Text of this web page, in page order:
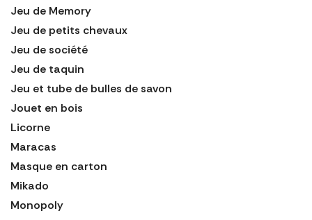
Jeu de Memory
Jeu de petits chevaux
Jeu de société
Jeu de taquin
Jeu et tube de bulles de savon
Jouet en bois
Licorne
Maracas
Masque en carton
Mikado
Monopoly